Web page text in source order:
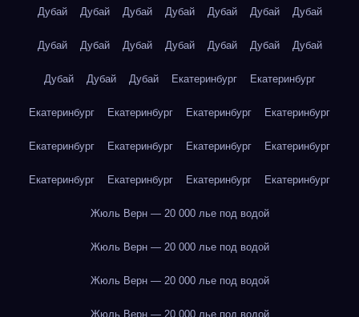
Дубай Дубай Дубай Дубай Дубай Дубай Дубай
Дубай Дубай Дубай Дубай Дубай Дубай Дубай
Дубай Дубай Дубай Екатеринбург Екатеринбург
Екатеринбург Екатеринбург Екатеринбург Екатеринбург
Екатеринбург Екатеринбург Екатеринбург Екатеринбург
Екатеринбург Екатеринбург Екатеринбург Екатеринбург
Жюль Верн — 20 000 лье под водой
Жюль Верн — 20 000 лье под водой
Жюль Верн — 20 000 лье под водой
Жюль Верн — 20 000 лье под водой